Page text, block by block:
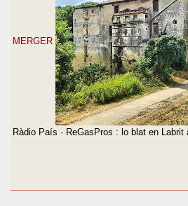
MERGER
Ràdio País · ReGasPros : lo blat en